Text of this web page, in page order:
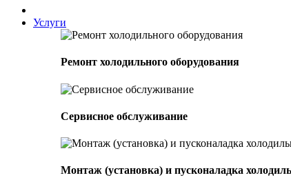
Услуги
Ремонт холодильного оборудования
Сервисное обслуживание
Монтаж (установка) и пусконаладка